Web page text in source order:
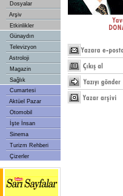
Dosyalar
Arşiv
Etkinlikler
Günaydın
Televizyon
Astroloji
Magazin
Sağlık
Cumartesi
Aktüel Pazar
Otomobil
İşte İnsan
Sinema
Turizm Rehberi
Çizerler